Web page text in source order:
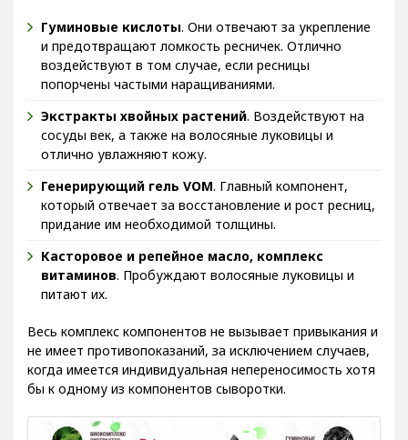
Гуминовые кислоты. Они отвечают за укрепление
и предотвращают ломкость ресничек. Отлично
воздействуют в том случае, если ресницы
попорчены частыми наращиваниями.
Экстракты хвойных растений. Воздействуют на
сосуды век, а также на волосяные луковицы и
отлично увлажняют кожу.
Генерирующий гель VOM. Главный компонент,
который отвечает за восстановление и рост ресниц,
придание им необходимой толщины.
Касторовое и репейное масло, комплекс
витаминов. Пробуждают волосяные луковицы и
питают их.
Весь комплекс компонентов не вызывает привыкания и
не имеет противопоказаний, за исключением случаев,
когда имеется индивидуальная непереносимость хотя
бы к одному из компонентов сыворотки.